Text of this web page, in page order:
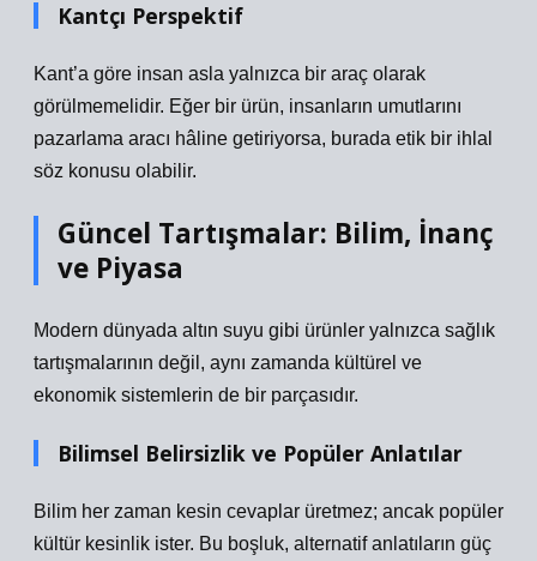
Kantçı Perspektif
Kant’a göre insan asla yalnızca bir araç olarak
görülmemelidir. Eğer bir ürün, insanların umutlarını
pazarlama aracı hâline getiriyorsa, burada etik bir ihlal
söz konusu olabilir.
Güncel Tartışmalar: Bilim, İnanç
ve Piyasa
Modern dünyada altın suyu gibi ürünler yalnızca sağlık
tartışmalarının değil, aynı zamanda kültürel ve
ekonomik sistemlerin de bir parçasıdır.
Bilimsel Belirsizlik ve Popüler Anlatılar
Bilim her zaman kesin cevaplar üretmez; ancak popüler
kültür kesinlik ister. Bu boşluk, alternatif anlatıların güç